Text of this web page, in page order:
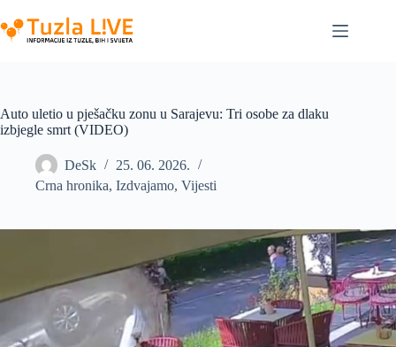
to
content
Auto uletio u pješačku zonu u Sarajevu: Tri osobe za dlaku
izbjegle smrt (VIDEO)
DeSk
25. 06. 2026.
Crna hronika, Izdvajamo, Vijesti